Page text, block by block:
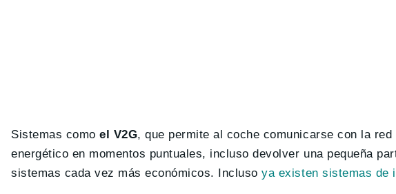
Sistemas comoel V2G, que permite al coche comunicarse con la
energético en momentos puntuales, incluso devolver una pequeña
sistemas cada vez más económicos. Inclusoya existen sistemas de